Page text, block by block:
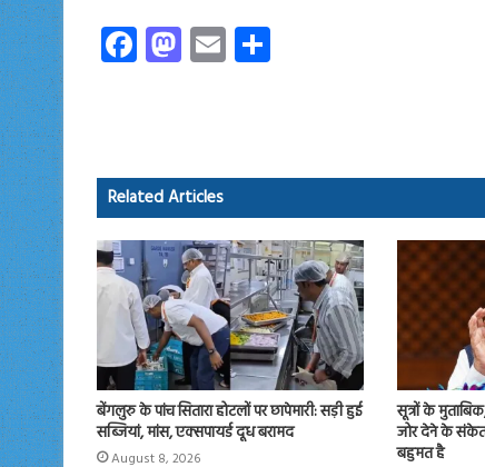
Fa
ce
ok
M
as
o
n
E
m
Related Articles
बेंगलुरु के पांच सितारा होटलों पर छापेमारी: सड़ी हुई
सब्जियां, मांस, एक्सपायर्ड दूध बरामद
August 8, 2026
सूत्रों के
जोर देने के
बहुमत है